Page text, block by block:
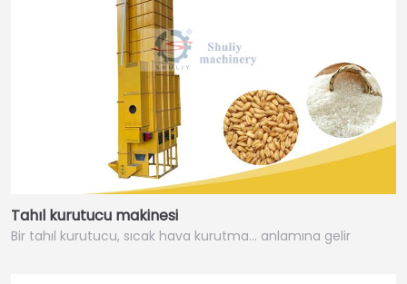
Tahıl kurutucu makinesi
Bir tahıl kurutucu, sıcak hava kurutma… anlamına gelir